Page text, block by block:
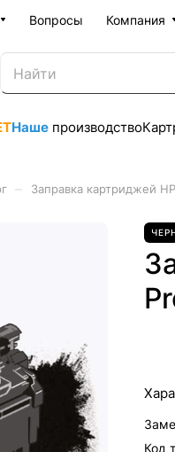
Вопросы Компания
Наше производство
Заправка картриджей HP
Код